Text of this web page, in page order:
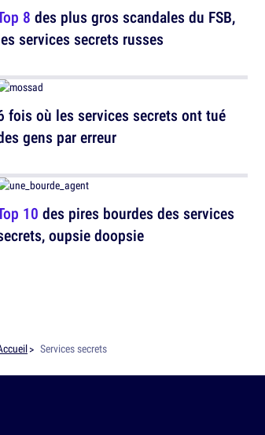
8 des plus gros scandales du FSB,
services secrets russes
fois où les services secrets ont tué
gens par erreur
10 des pires bourdes des services
oupsie doopsie
Services secrets